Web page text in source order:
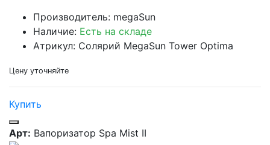
Производитель: megaSun
Наличие: Есть на складе
Атрикул: Солярий MegaSun Tower Optima
Цену уточняйте
Купить
Арт: Вапоризатор Spa Mist II